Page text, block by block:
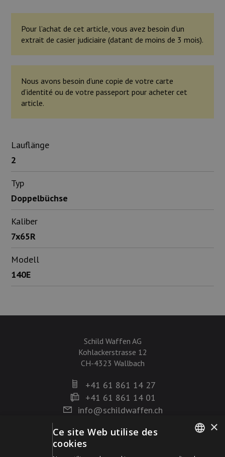
Pour l’achat de cet article, vous avez besoin d’un
extrait de casier judiciaire (datant de moins de 3 mois).
Nous avons besoin d’une copie de votre carte
d’identité ou de votre passeport pour acheter cet
article.
Lauflänge
2
Typ
Doppelbüchse
Kaliber
7x65R
Modell
140E
Schild Waffen AG
Kohlackerstrasse 12
CH-4323 Wallbach
+41 61 861 14 27
+41 61 861 14 01
info@schildwaffen.ch
Mode de paiement
×
Ce site Web utilise des
cookies